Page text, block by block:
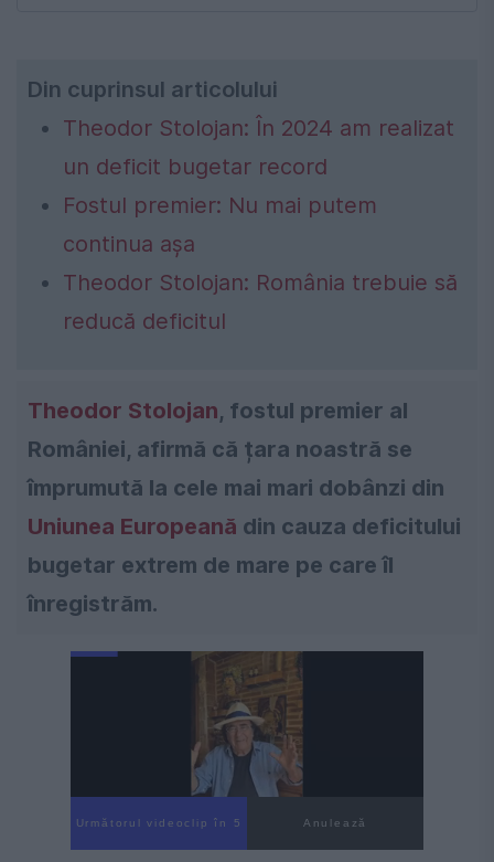
Din cuprinsul articolului
Theodor Stolojan: În 2024 am realizat
un deficit bugetar record
Fostul premier: Nu mai putem
continua așa
Theodor Stolojan: România trebuie să
reducă deficitul
Theodor Stolojan, fostul premier al
României, afirmă că țara noastră se
împrumută la cele mai mari dobânzi din
Uniunea Europeană din cauza deficitului
bugetar extrem de mare pe care îl
înregistrăm.
Următorul videoclip în 4 Anulează